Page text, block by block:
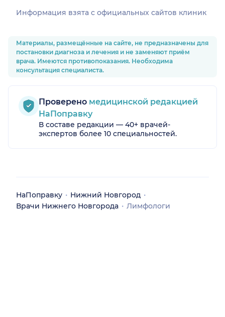
Информация взята c официальных сайтов клиник
Материалы, размещённые на сайте, не предназначены для
постановки диагноза и лечения и не заменяют приём
врача. Имеются противопоказания. Необходима
консультация специалиста.
Проверено медицинской редакцией
НаПоправку
В составе редакции — 40+ врачей-
экспертов более 10 специальностей.
НаПоправку
Нижний Новгород
Врачи Нижнего Новгорода
Лимфологи